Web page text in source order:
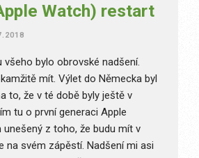
Watch) restart
bylo obrovské nadšení.
mít. Výlet do Německa byl
to, že v té době byly ještě v
tu o první generaci Apple
unešený z toho, že budu mít v
na svém zápěstí. Nadšení mi asi